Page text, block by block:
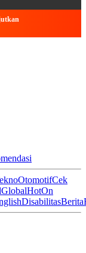
OtomotifCek
GlobalHotOn
DisabilitasBerita